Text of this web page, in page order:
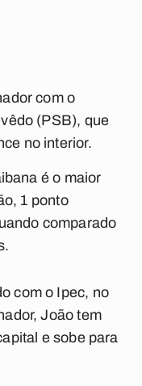
com o
(PSB), que
no interior.
é o maior
1 ponto
comparado
com o Ipec, no
João tem
e sobe para